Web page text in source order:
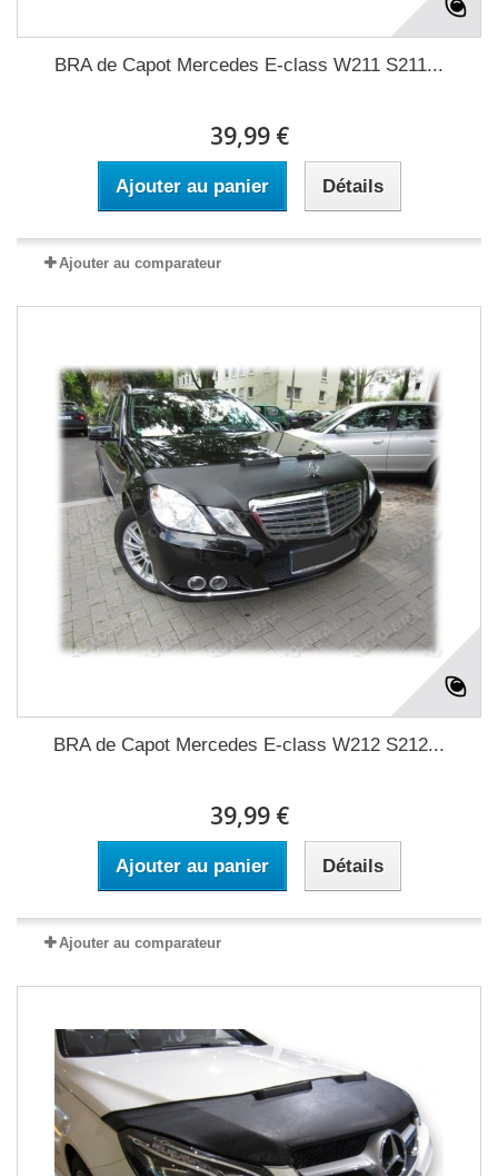
BRA de Capot Mercedes E-class W211 S211...
39,99 €
Ajouter au panier Détails
Ajouter au comparateur
BRA de Capot Mercedes E-class W212 S212...
39,99 €
Ajouter au panier Détails
Ajouter au comparateur